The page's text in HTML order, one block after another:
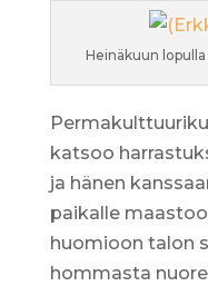
Heinäkuun
katsoo
ja hänen
paikalle
huomioon talon
hommasta